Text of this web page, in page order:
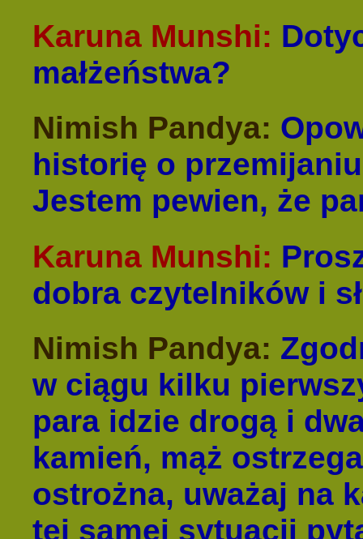
Karuna Munshi:
małżeństwa?
Nimish Pandya:
historię o
Jestem pewien, że
Karuna Munshi:
dobra czytelników i
Nimish Pandya:
w ciągu kilku
para idzie drogą i
kamień, mąż
ostrożna, uważaj na
tej samej sytuacji